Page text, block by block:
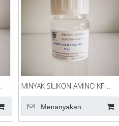
MINYAK SILIKON AMINO KF-
5101
Menanyakan